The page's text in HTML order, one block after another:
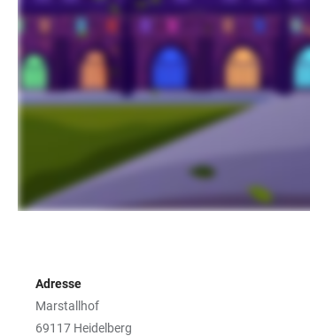
Adresse
Marstallhof
69117 Heidelberg